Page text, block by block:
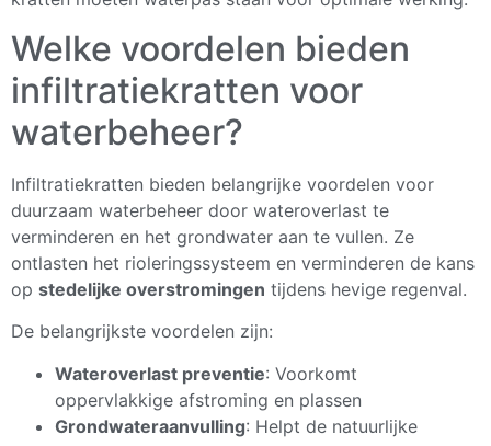
Welke voordelen bieden
infiltratiekratten voor
waterbeheer?
Infiltratiekratten bieden belangrijke voordelen voor
duurzaam waterbeheer door wateroverlast te
verminderen en het grondwater aan te vullen. Ze
ontlasten het rioleringssysteem en verminderen de kans
op stedelijke overstromingen tijdens hevige regenval.
De belangrijkste voordelen zijn:
Wateroverlast preventie: Voorkomt
oppervlakkige afstroming en plassen
Grondwateraanvulling: Helpt de natuurlijke